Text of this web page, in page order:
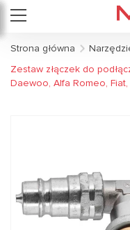
Strona główna
Zestaw złączek do
Daewoo, Alfa Romeo, Fiat,